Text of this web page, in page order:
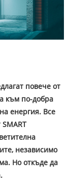
повече от
към по-добра
енергия. Все
независимо
Но откъде да